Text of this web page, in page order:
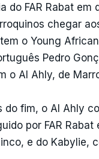
do FAR Rabat em
chegar
o Young
Pedro
o Al Ahly, de
do fim, o Al Ahly
por FAR Rabat
e do Kabylie,